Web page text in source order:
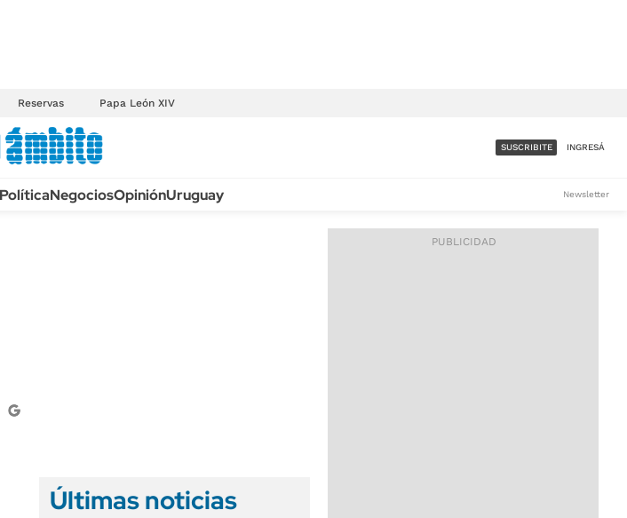
Reservas Papa León XIV
ACCESO FULL - $1.800/MES
SUSCRIBITE INGRESÁ
NegociosOpiniónUruguay Newsletter
Últimas noticias